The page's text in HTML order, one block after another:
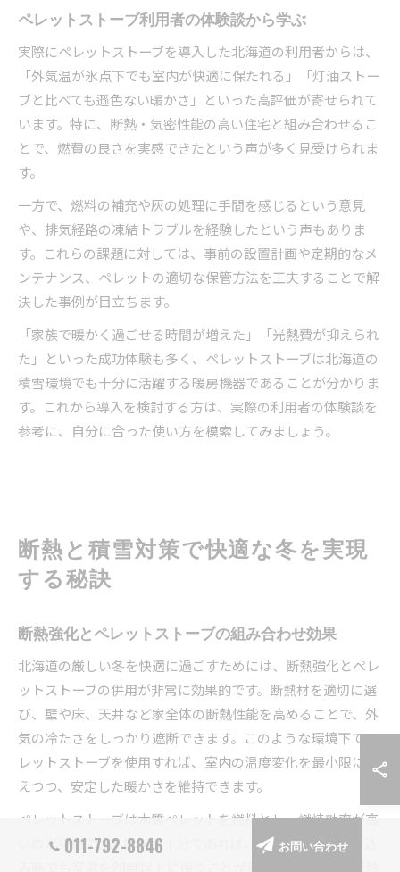
ペレットストーブ利用者の体験談から学ぶ
実際にペレットストーブを導入した北海道の利用者からは、
「外気温が氷点下でも室内が快適に保たれる」「灯油ストー
ブと比べても遜色ない暖かさ」といった高評価が寄せられて
います。特に、断熱・気密性能の高い住宅と組み合わせるこ
とで、燃費の良さを実感できたという声が多く見受けられま
す。
一方で、燃料の補充や灰の処理に手間を感じるという意見
や、排気経路の凍結トラブルを経験したという声もありま
す。これらの課題に対しては、事前の設置計画や定期的なメ
ンテナンス、ペレットの適切な保管方法を工夫することで解
決した事例が目立ちます。
「家族で暖かく過ごせる時間が増えた」「光熱費が抑えられ
た」といった成功体験も多く、ペレットストーブは北海道の
積雪環境でも十分に活躍する暖房機器であることが分かりま
す。これから導入を検討する方は、実際の利用者の体験談を
参考に、自分に合った使い方を模索してみましょう。
断熱と積雪対策で快適な冬を実現
する秘訣
断熱強化とペレットストーブの組み合わせ効果
北海道の厳しい冬を快適に過ごすためには、断熱強化とペレ
ットストーブの併用が非常に効果的です。断熱材を適切に選
び、壁や床、天井など家全体の断熱性能を高めることで、外
気の冷たさをしっかり遮断できます。このような環境下でペ
レットストーブを使用すれば、室内の温度変化を最小限に抑
えつつ、安定した暖かさを維持できます。
ペレットストーブは木質ペレットを燃料とし、燃焼効率が高
いのが特徴です。断熱が十分であれば、夜間や早朝の冷え込
011-792-8846 お問い合わせ